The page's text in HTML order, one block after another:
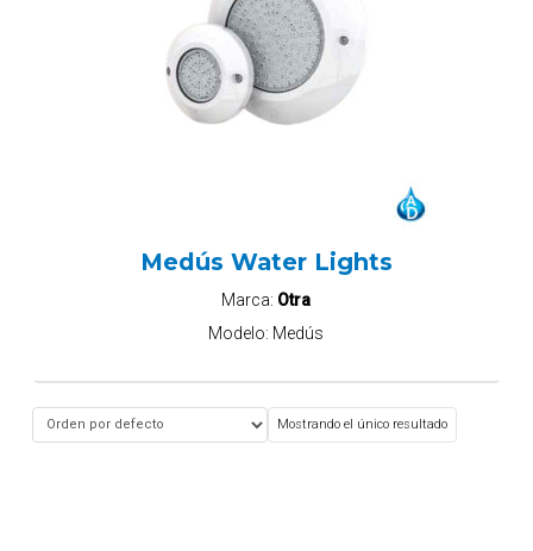
Medús Water Lights
Marca: Otra
Modelo: Medús
Mostrando el único resultado